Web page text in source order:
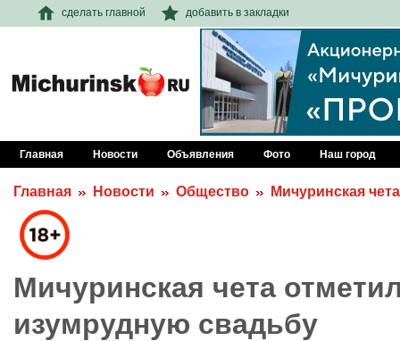
сделать главной добавить в закладки
Главная Новости Объявления Фото Наш город
Главная Новости Общество Мичуринская
Мичуринская чета
изумрудную свадьбу